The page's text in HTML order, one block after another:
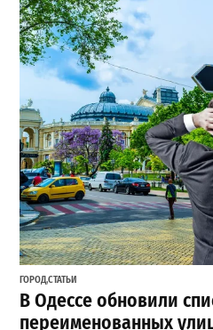
ГОРОД,СТАТЬИ
В Одессе обновили
переименованных